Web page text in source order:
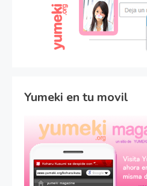
Yumeki en tu movil